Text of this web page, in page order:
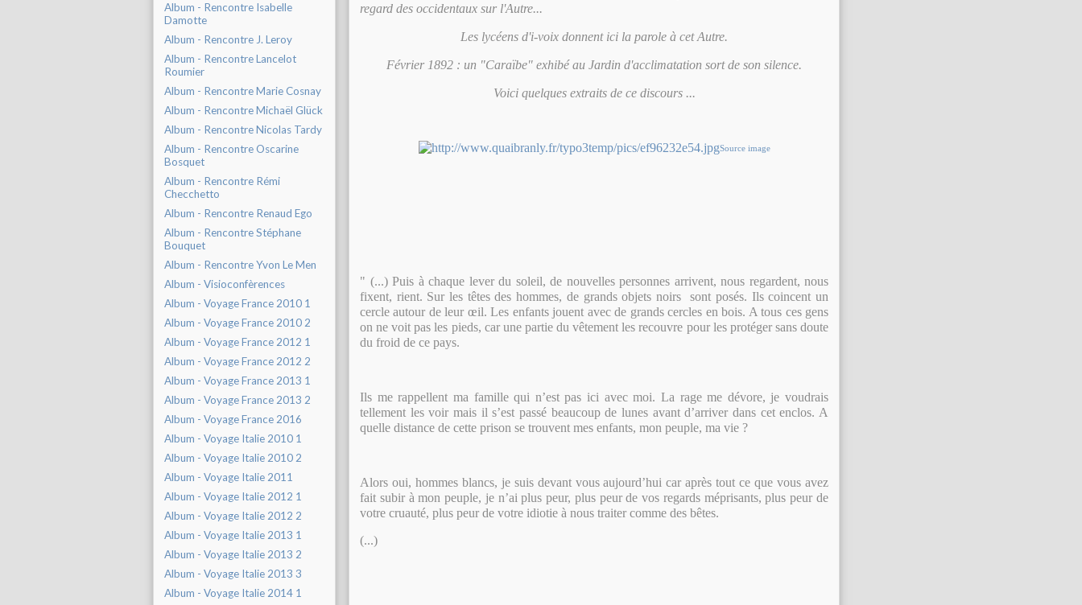
Album - Rencontre Isabelle
Damotte
Album - Rencontre J. Leroy
Album - Rencontre Lancelot
Roumier
Album - Rencontre Marie Cosnay
Album - Rencontre Michaël Glück
Album - Rencontre Nicolas Tardy
Album - Rencontre Oscarine
Bosquet
Album - Rencontre Rémi
Checchetto
Album - Rencontre Renaud Ego
Album - Rencontre Stéphane
Bouquet
Album - Rencontre Yvon Le Men
Album - Visioconfèrences
Album - Voyage France 2010 1
Album - Voyage France 2010 2
Album - Voyage France 2012 1
Album - Voyage France 2012 2
Album - Voyage France 2013 1
Album - Voyage France 2013 2
Album - Voyage France 2016
Album - Voyage Italie 2010 1
Album - Voyage Italie 2010 2
Album - Voyage Italie 2011
Album - Voyage Italie 2012 1
Album - Voyage Italie 2012 2
Album - Voyage Italie 2013 1
Album - Voyage Italie 2013 2
Album - Voyage Italie 2013 3
Album - Voyage Italie 2014 1
regard des occidentaux sur l'Autre...
Les lycéens d'i-voix donnent ici la parole à cet Autre.
Février 1892 : un "Caraïbe" exhibé au Jardin d'acclimatation sort de son silence.
Voici quelques extraits de ce discours ...
Source image
" (...) Puis à chaque lever du soleil, de nouvelles personnes arrivent, nous regardent, nous
fixent, rient. Sur les têtes des hommes, de grands objets noirs sont posés. Ils coincent un
cercle autour de leur œil. Les enfants jouent avec de grands cercles en bois. A tous ces gens
on ne voit pas les pieds, car une partie du vêtement les recouvre pour les protéger sans doute
du froid de ce pays.
Ils me rappellent ma famille qui n’est pas ici avec moi. La rage me dévore, je voudrais
tellement les voir mais il s’est passé beaucoup de lunes avant d’arriver dans cet enclos. A
quelle distance de cette prison se trouvent mes enfants, mon peuple, ma vie ?
Alors oui, hommes blancs, je suis devant vous aujourd’hui car après tout ce que vous avez
fait subir à mon peuple, je n’ai plus peur, plus peur de vos regards méprisants, plus peur de
votre cruauté, plus peur de votre idiotie à nous traiter comme des bêtes.
(...)